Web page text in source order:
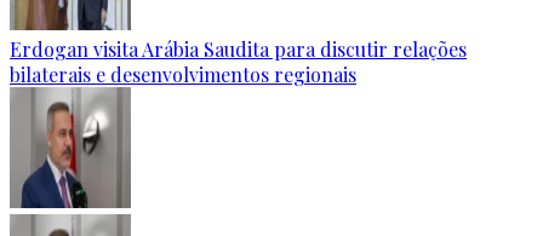
Erdogan visita Arábia Saudita para discutir relações
bilaterais e desenvolvimentos regionais